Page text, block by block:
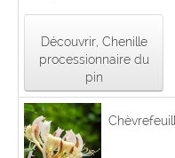
Découvrir, Chenille
processionnaire du
pin